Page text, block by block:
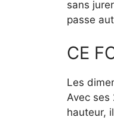
sans
passe
CE
Les
Avec ses
hauteur,